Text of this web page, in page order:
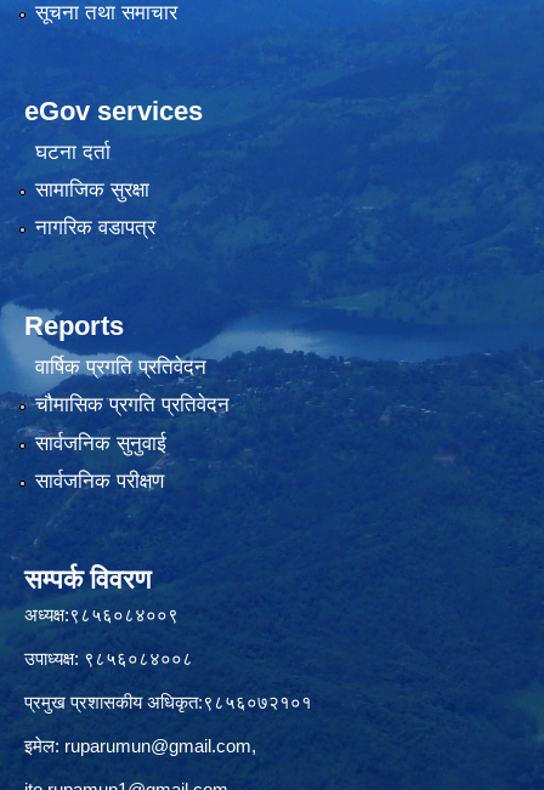
सूचना तथा समाचार
eGov services
घटना दर्ता
सामाजिक सुरक्षा
नागरिक वडापत्र
Reports
वार्षिक प्रगति प्रतिवेदन
चौमासिक प्रगति प्रतिवेदन
सार्वजनिक सुनुवाई
सार्वजनिक परीक्षण
सम्पर्क विवरण
अध्यक्ष:९८५६०८४००९
उपाध्यक्ष: ९८५६०८४००८
प्रमुख प्रशासकीय अधिकृत:९८५६०७२१०१
इमेल: ruparumun@gmail.com,